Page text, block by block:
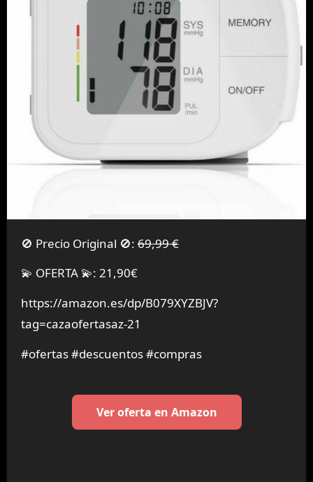
🚫 Precio Original 🚫:69,99 €
💫 OFERTA 💫: 21,90€
https://amazon.es/dp/B079XYZBJV?
tag=cazaofertasaz-21
#ofertas #descuentos #compras
Ver oferta en Amazon